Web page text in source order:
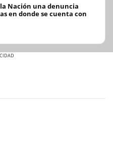
Nación una denuncia
en donde se cuenta con